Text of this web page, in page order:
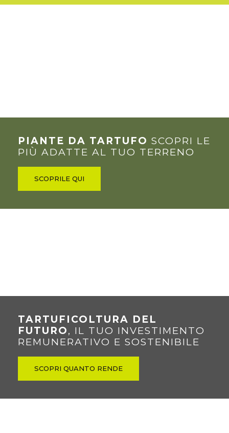
PIANTE DA TARTUFO SCOPRI LE
PIÙ ADATTE AL TUO TERRENO
SCOPRILE QUI
TARTUFICOLTURA DEL
FUTURO, IL TUO INVESTIMENTO
REMUNERATIVO E SOSTENIBILE
SCOPRI QUANTO RENDE